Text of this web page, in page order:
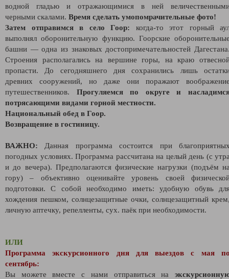
водной гладью и отражающимися в ней
черными скалами. Время сделать умопомрачительные фото!
Затем отправимся в село Гоор: когда-то этот горный
выполнял оборонительную функцию. Гоорские
башни — одна из знаковых достопримечательностей
Строения располагались на вершине горы, на краю
пропасти. До сегодняшнего дня сохранились лишь
древних сооружений, но даже они поражают
путешественников. Прогуляемся по округе и
потрясающими видами горной местности.
Национальный обед в Гоор.
Возвращение в гостиницу.
ВАЖНО: Данная программа состоится при
погодных условиях. Программа рассчитана на целый день (с
и до вечера). Предполагаются физические нагрузки (подъём
гору) – объективно оценивайте уровень своей
подготовки. С собой необходимо иметь: удобную обувь
хождения пешком, солнцезащитные очки, солнцезащитный
личную аптечку, репелленты, сух. паёк при необходимости.
ИЛИ
Программа экскурсионного дня для выездов с мая
сентябрь:
Вы можете вместе с нами отправиться на